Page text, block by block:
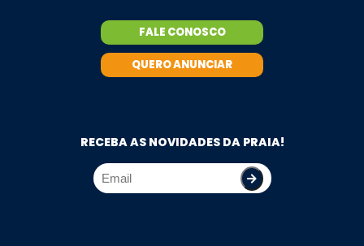
FALE CONOSCO
QUERO ANUNCIAR
RECEBA AS NOVIDADES DA PRAIA!